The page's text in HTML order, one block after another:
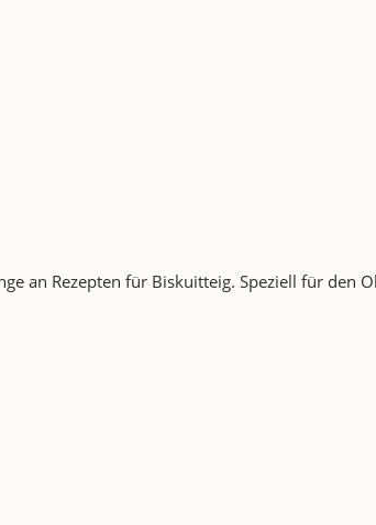
an Rezepten für Biskuitteig. Speziell für den